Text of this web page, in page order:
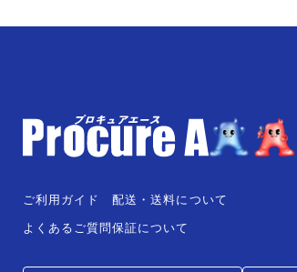
ご利用ガイド
よくあるご質問
配送・送料について
保証について